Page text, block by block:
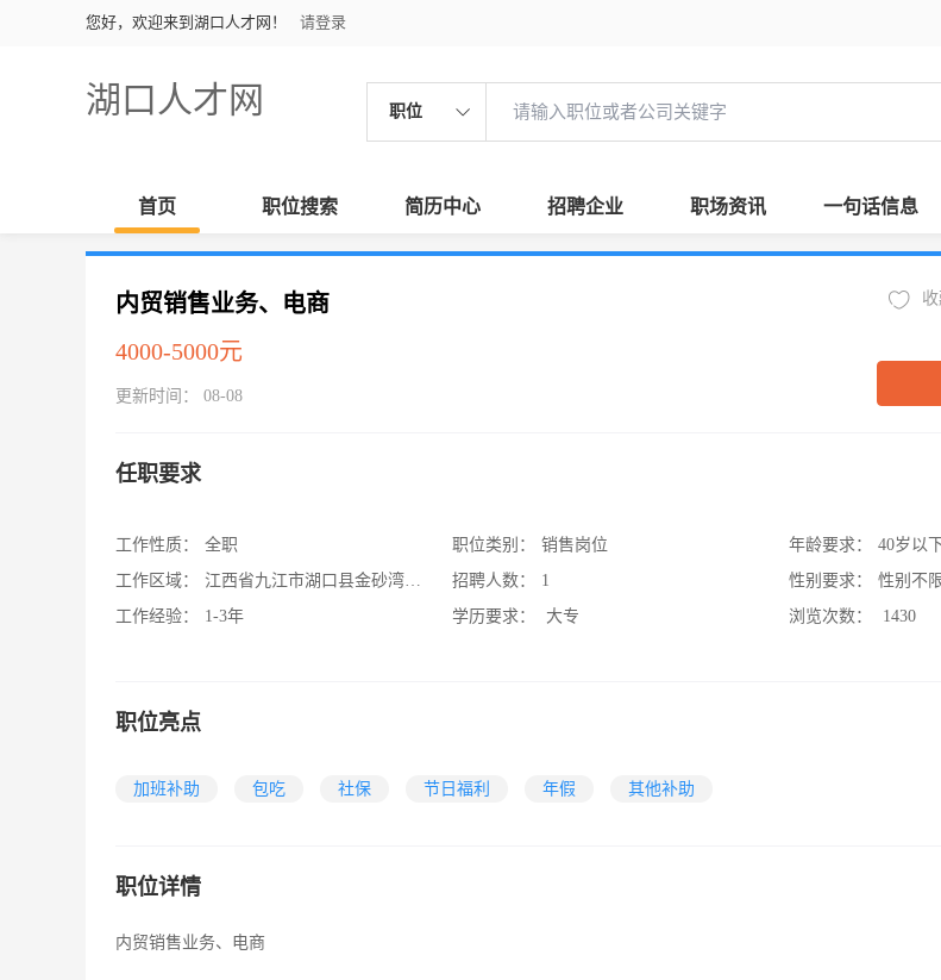
您好，欢迎来到湖口人才网！ 请登录
湖口人才网 职位
首页 职位搜索 简历中心 招聘企业 职场资讯 一句话信息
内贸销售业务、电商
4000-5000元
更新时间： 08-08
任职要求
工作性质：
全职
工作区域：
江西省九江市湖口县金砂湾工业园海山三支路4号
工作经验：
1-3年
职位类别：
销售岗位
招聘人数：
1
学历要求：
大专
年龄要求：
40岁以
性别要求：
性别不
浏览次数：
1430
职位亮点
加班补助 包吃 社保 节日福利 年假 其他补助
职位详情
内贸销售业务、电商